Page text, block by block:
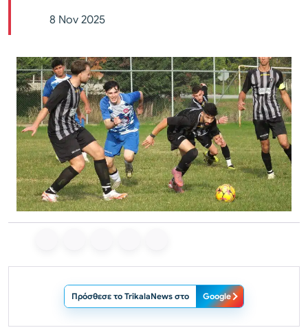
8 Nov 2025
Πρόσθεσε το TrikalaNews στο Google